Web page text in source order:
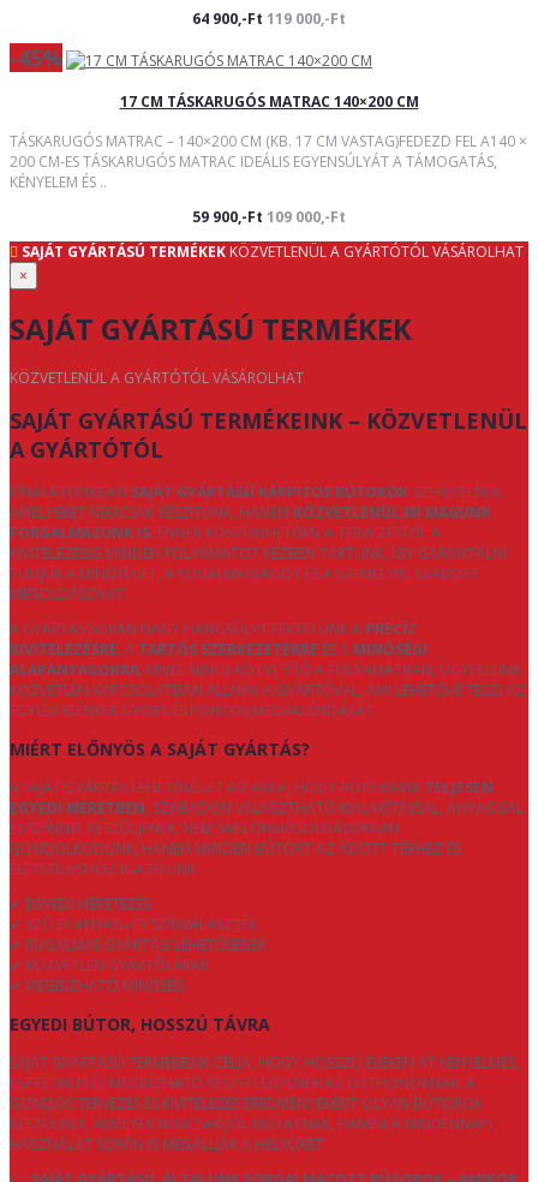
64 900,-Ft 119 000,-Ft
-45%
17 CM TÁSKARUGÓS MATRAC 140×200 CM
TÁSKARUGÓS MATRAC – 140×200 CM (KB. 17 CM VASTAG)FEDEZD FEL A140 ×
200 CM-ES TÁSKARUGÓS MATRAC IDEÁLIS EGYENSÚLYÁT A TÁMOGATÁS,
KÉNYELEM ÉS ..
59 900,-Ft 109 000,-Ft
SAJÁT GYÁRTÁSÚ TERMÉKEK KÖZVETLENÜL A GYÁRTÓTÓL VÁSÁROLHAT
×
SAJÁT GYÁRTÁSÚ TERMÉKEK
KÖZVETLENÜL A GYÁRTÓTÓL VÁSÁROLHAT
SAJÁT GYÁRTÁSÚ TERMÉKEINK – KÖZVETLENÜL
A GYÁRTÓTÓL
KÍNÁLATUNKBAN SAJÁT GYÁRTÁSÚ KÁRPITOS BÚTOROK SZEREPELNEK,
AMELYEKET NEMCSAK KÉSZÍTÜNK, HANEM KÖZVETLENÜL MI MAGUNK
FORGALMAZUNK IS. ENNEK KÖSZÖNHETŐEN A TERVEZÉSTŐL A
KIVITELEZÉSIG MINDEN FOLYAMATOT KÉZBEN TARTUNK, ÍGY GARANTÁLNI
TUDJUK A MINŐSÉGET, A RUGALMASSÁGOT ÉS A SZEMÉLYRE SZABOTT
MEGOLDÁSOKAT.
A GYÁRTÁS SORÁN NAGY HANGSÚLYT FEKTETÜNK A PRECÍZ
KIVITELEZÉSRE, A TARTÓS SZERKEZETEKRE ÉS A MINŐSÉGI
ALAPANYAGOKRA. MIVEL NINCS KÖZVETÍTŐ A FOLYAMATBAN, ÜGYFELEINK
KÖZVETLEN KAPCSOLATBAN ÁLLNAK A GYÁRTÓVAL, AMI LEHETŐVÉ TESZI AZ
EGYEDI IGÉNYEK GYORS ÉS PONTOS MEGVALÓSÍTÁSÁT.
MIÉRT ELŐNYÖS A SAJÁT GYÁRTÁS?
A SAJÁT GYÁRTÁS LEHETŐSÉGET AD ARRA, HOGY BÚTORAINK TELJESEN
EGYEDI MÉRETBEN, SZABADON VÁLASZTHATÓ KIALAKÍTÁSSAL, ANYAGGAL
ÉS SZÍNNEL KÉSZÜLJENEK. NEM SABLONMEGOLDÁSOKBAN
GONDOLKODUNK, HANEM MINDEN BÚTORT AZ ADOTT TÉRHEZ ÉS
ÉLETSTÍLUSHOZ IGAZÍTUNK.
✔ EGYEDI MÉRETEZÉS
✔ SZÉLES ANYAG- ÉS SZÍNVÁLASZTÉK
✔ RUGALMAS GYÁRTÁSI LEHETŐSÉGEK
✔ KÖZVETLEN GYÁRTÓI ÁRAK
✔ MEGBÍZHATÓ MINŐSÉG
EGYEDI BÚTOR, HOSSZÚ TÁVRA
SAJÁT GYÁRTÁSÚ TERMÉKEINK CÉLJA, HOGY HOSSZÚ ÉVEKEN ÁT KÉNYELMES,
ESZTÉTIKUS ÉS MEGBÍZHATÓ RÉSZEI LEGYENEK AZ OTTHONOKNAK. A
GONDOS TERVEZÉS ÉS KIVITELEZÉS EREDMÉNYEKÉNT OLYAN BÚTOROK
KÉSZÜLNEK, AMELYEK NEMCSAK JÓL MUTATNAK, HANEM A MINDENNAPI
HASZNÁLAT SORÁN IS MEGÁLLJÁK A HELYÜKET.